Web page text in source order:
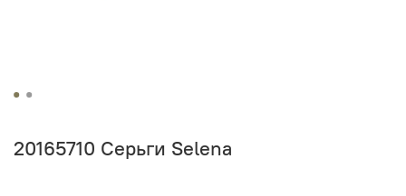
20165710 Серьги Selena